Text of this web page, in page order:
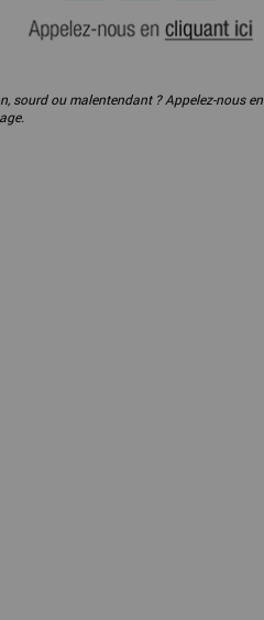
sourd ou malentendant ? Appelez-nous en